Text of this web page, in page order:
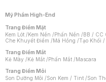
Mỹ Phẩm High-End
Trang Điểm Mặt
Kem Lót /Kem Nền /Phấn Nền /BB / CC
Che Khuyết Điểm /Má Hồng /Tạo Khối
Trang Điểm Mắt
Kẻ Mày /Kẻ Mắt /Phấn Mắt /Mascara
Trang Điểm Môi
Son Dưỡng Môi /Son Kem / Tint /Son